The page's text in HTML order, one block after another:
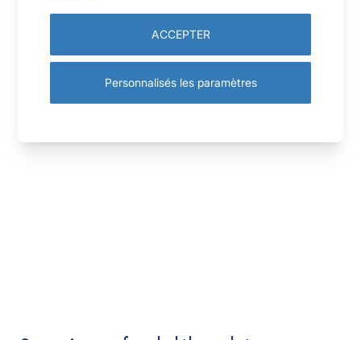
ACCEPTER
Personnalisés les paramètres